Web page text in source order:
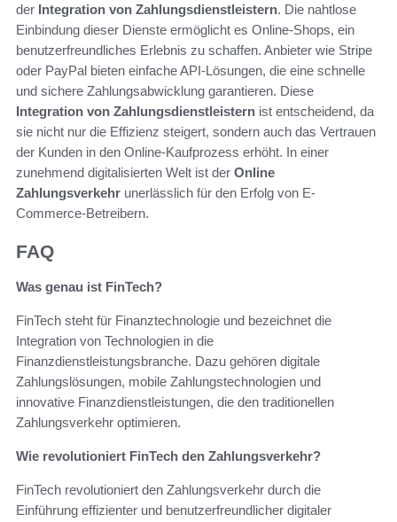
der Integration von Zahlungsdienstleistern. Die nahtlose
Einbindung dieser Dienste ermöglicht es Online-Shops, ein
benutzerfreundliches Erlebnis zu schaffen. Anbieter wie Stripe
oder PayPal bieten einfache API-Lösungen, die eine schnelle
und sichere Zahlungsabwicklung garantieren. Diese
Integration von Zahlungsdienstleistern ist entscheidend, da
sie nicht nur die Effizienz steigert, sondern auch das Vertrauen
der Kunden in den Online-Kaufprozess erhöht. In einer
zunehmend digitalisierten Welt ist der Online
Zahlungsverkehr unerlässlich für den Erfolg von E-
Commerce-Betreibern.
FAQ
Was genau ist FinTech?
FinTech steht für Finanztechnologie und bezeichnet die
Integration von Technologien in die
Finanzdienstleistungsbranche. Dazu gehören digitale
Zahlungslösungen, mobile Zahlungstechnologien und
innovative Finanzdienstleistungen, die den traditionellen
Zahlungsverkehr optimieren.
Wie revolutioniert FinTech den Zahlungsverkehr?
FinTech revolutioniert den Zahlungsverkehr durch die
Einführung effizienter und benutzerfreundlicher digitaler